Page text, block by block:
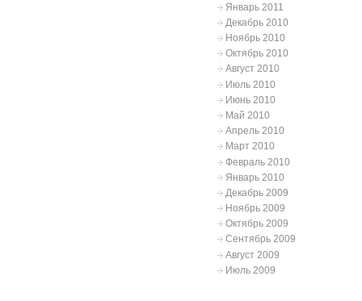
Январь 2011
Декабрь 2010
Ноябрь 2010
Октябрь 2010
Август 2010
Июль 2010
Июнь 2010
Май 2010
Апрель 2010
Март 2010
Февраль 2010
Январь 2010
Декабрь 2009
Ноябрь 2009
Октябрь 2009
Сентябрь 2009
Август 2009
Июль 2009